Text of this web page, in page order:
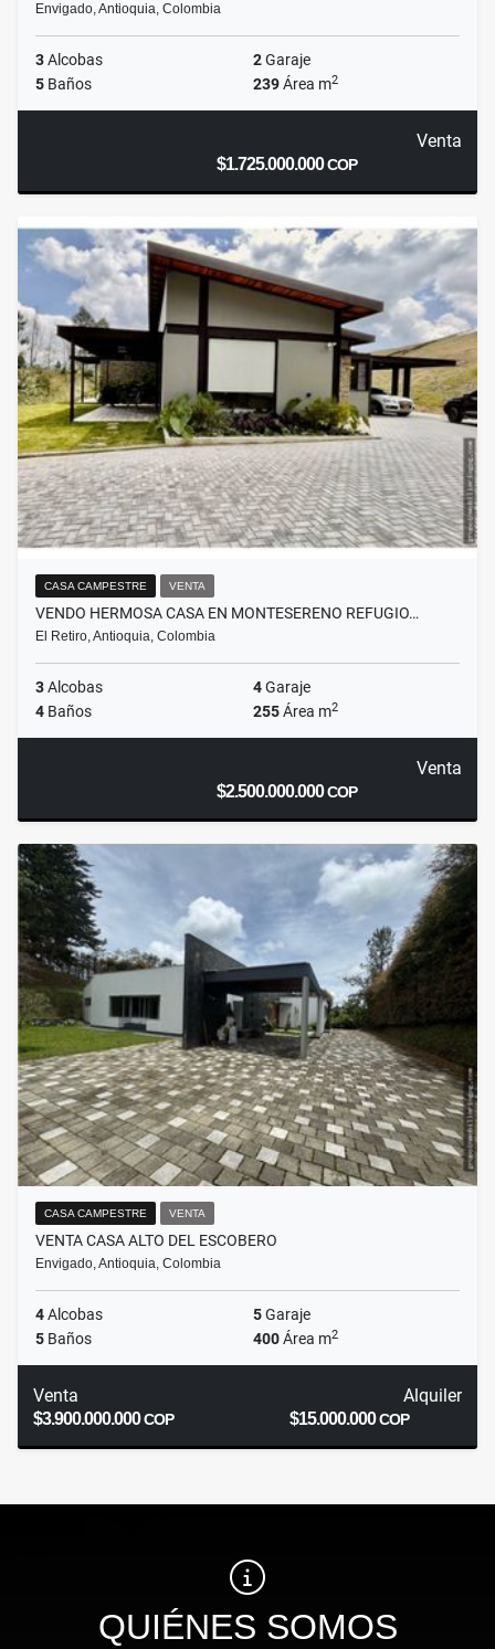
Envigado, Antioquia, Colombia
3Alcobas 2Garaje
5 Baños 239Área m2
Venta
$1.725.000.000COP
CASA CAMPESTRE VENTA
VENDO HERMOSA CASA EN MONTESERENO REFUGIO…
El Retiro, Antioquia, Colombia
3Alcobas 4Garaje
4 Baños 255Área m2
Venta
$2.500.000.000COP
CASA CAMPESTRE VENTA
VENTA CASA ALTO DEL ESCOBERO
Envigado, Antioquia, Colombia
4Alcobas 5Garaje
5 Baños 400Área m2
Venta
$3.900.000.000COP
Alquiler
$15.000.000COP
QUIÉNES SOMOS